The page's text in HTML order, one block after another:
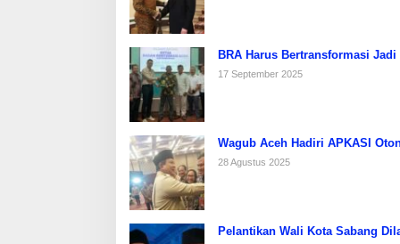
BRA Harus Bertransformasi
17 September 2025
Wagub Aceh Hadiri APKASI
28 Agustus 2025
Pelantikan Wali Kota Sabang